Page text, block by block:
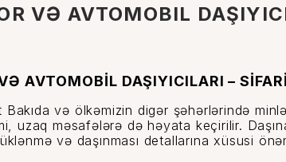
mərmər digər
VƏ AVTOMOBIL
AVTOMOBİL DAŞIYICILARI –
və ölkəmizin digər şəhərlərində
uzaq məsafələrə də həyata keçirilir.
və daşınması detallarına xüsusi